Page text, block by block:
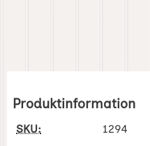
Produktinformation
SKU: 1294